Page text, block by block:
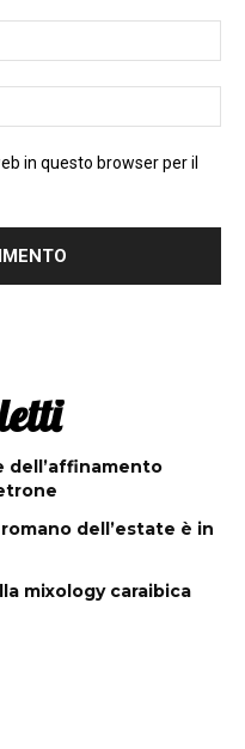
in questo browser per il
dell’affinamento
dell’estate è in
mixology caraibica